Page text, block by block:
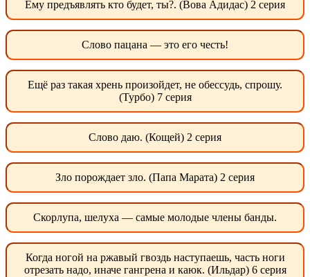
Ему предъявлять кто будет, ты?. (Вова Адидас) 2 серия
Слово пацана — это его честь!
Ещё раз такая хрень произойдет, не обессудь, спрошу.
(Турбо) 7 серия
Слово даю. (Кощей) 2 серия
Зло порождает зло. (Папа Марата) 2 серия
Скорлупа, шелуха — самые молодые члены банды.
Когда ногой на ржавый гвоздь наступаешь, часть ноги
отрезать надо, иначе гангрена и каюк. (Ильдар) 6 серия